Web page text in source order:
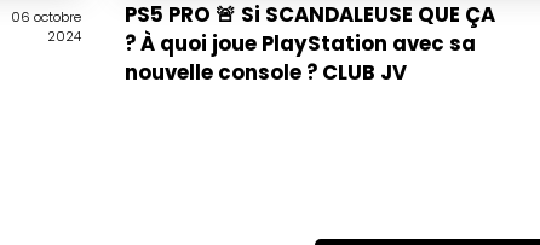
06 octobre
2024
PS5 PRO 🚨 Si SCANDALEUSE QUE ÇA
? À quoi joue PlayStation avec sa
nouvelle console ? CLUB JV